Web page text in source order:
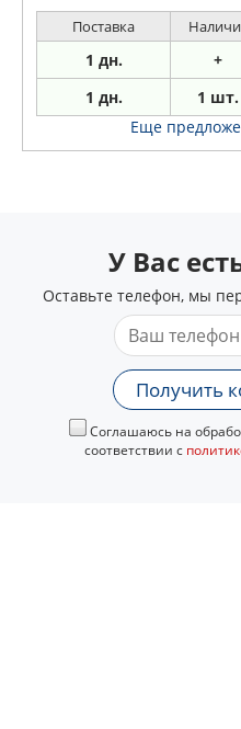
Поставка
1 дн. +
1 дн. 1 шт.
Еще
У Вас
Оставьте телефон, мы
Получить
Соглашаюсь на
соответствии с